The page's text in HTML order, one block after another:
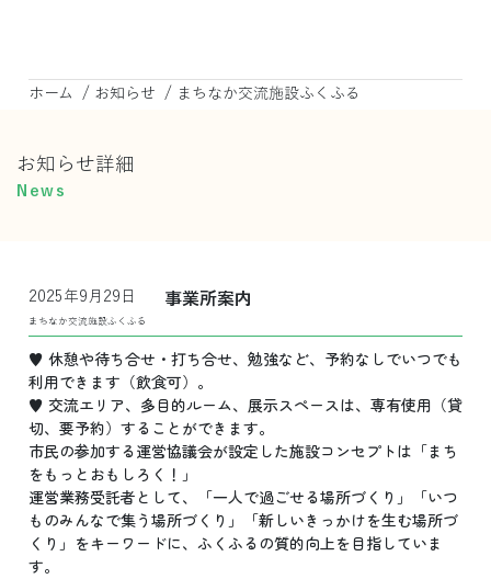
お知らせ詳細
News
ホーム / お知らせ / まちなか交流施設ふくふる
2025年9月29日 事業所案内
まちなか交流施設ふくふる
♥ 休憩や待ち合せ・打ち合せ、勉強など、予約なしでいつでも
利用できます（飲食可）。
♥ 交流エリア、多目的ルーム、展示スペースは、専有使用（貸
切、要予約）することができます。
市民の参加する運営協議会が設定した施設コンセプトは「まち
をもっとおもしろく！」
運営業務受託者として、「一人で過ごせる場所づくり」「いつ
ものみんなで集う場所づくり」「新しいきっかけを生む場所づ
くり」をキーワードに、ふくふるの質的向上を目指していま
す。